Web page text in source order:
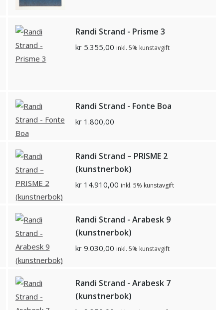
Randi Strand - Prisme 3
kr5.355,00 inkl. 5% kunstavgift
Randi Strand - Fonte Boa
kr1.800,00
Randi Strand – PRISME 2
(kunstnerbok)
kr14.910,00 inkl. 5% kunstavgift
Randi Strand - Arabesk 9
(kunstnerbok)
kr9.030,00 inkl. 5% kunstavgift
Randi Strand - Arabesk 7
(kunstnerbok)